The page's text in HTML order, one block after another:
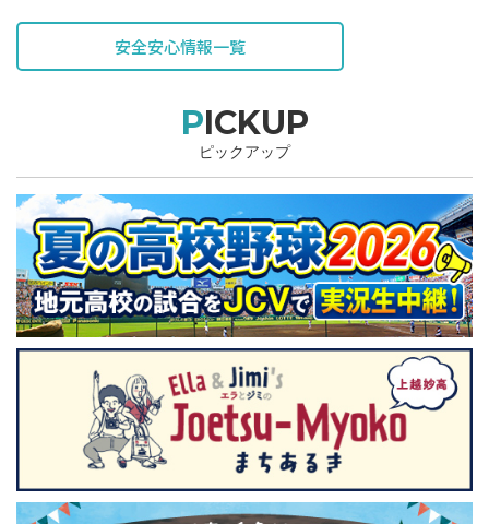
安全安心情報一覧
PICKUP
ピックアップ